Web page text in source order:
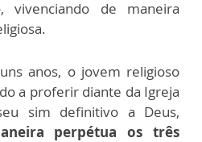
vivenciando de maneira
anos, o jovem religioso
a proferir diante da Igreja
sim definitivo a Deus,
perpétua os três